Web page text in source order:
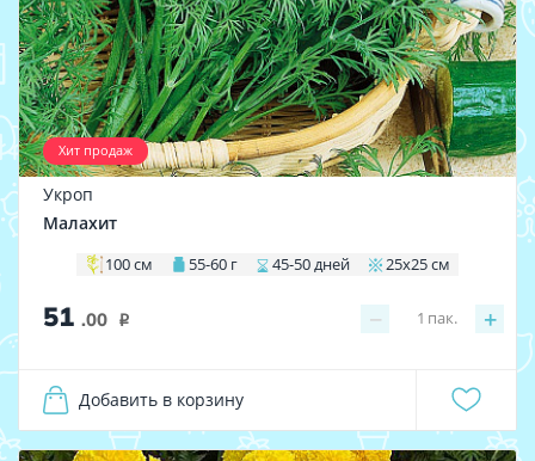
Хит продаж
Укроп
Малахит
100 см 55-60 г 45-50 дней 25х25 см
51 .00 i − +
1 пак.
Добавить в корзину